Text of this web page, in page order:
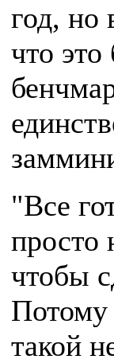
год, но
что
"Все
просто
чтобы
Потому
такой